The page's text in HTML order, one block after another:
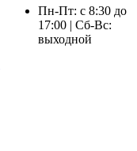
Пн-Пт: с 8:30 до
17:00 | Сб-Вс:
выходной